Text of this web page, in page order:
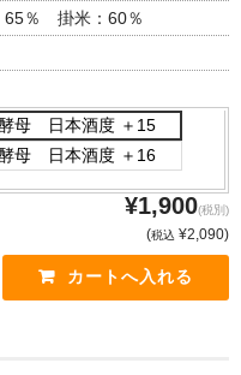
県霧島市）
）
65％ 掛米：60％
母 日本酒度 ＋15
母 日本酒度 ＋16
¥1,900(税別)
(税込 ¥2,090)